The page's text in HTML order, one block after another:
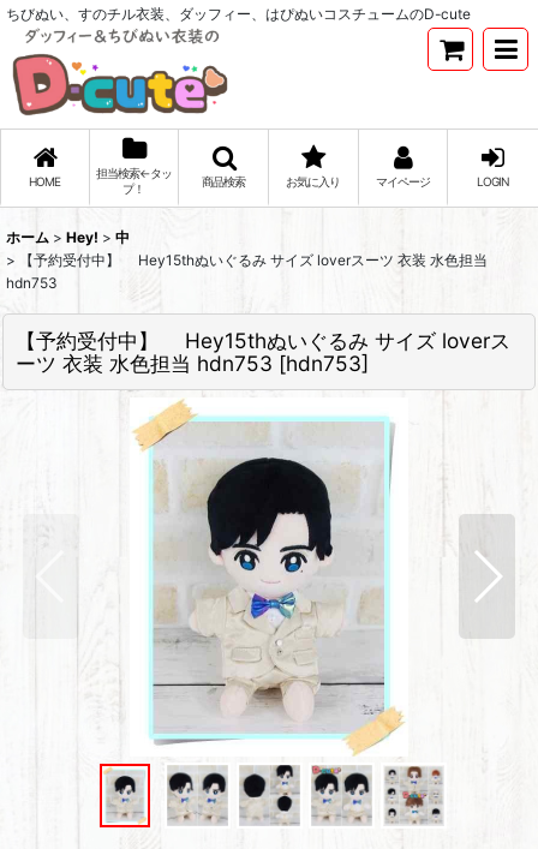
ちびぬい、すのチル衣装、ダッフィー、はぴぬいコスチュームのD-cute
HOME
担当検索←タッ
プ！
商品検索 お気に入り マイページ LOGIN
ホーム > Hey! > 中
>
【予約受付中】 Hey15thぬいぐるみ サイズ loverスーツ 衣装 水色担当
hdn753
【予約受付中】 Hey15thぬいぐるみ サイズ loverス
ーツ 衣装 水色担当 hdn753 [hdn753]